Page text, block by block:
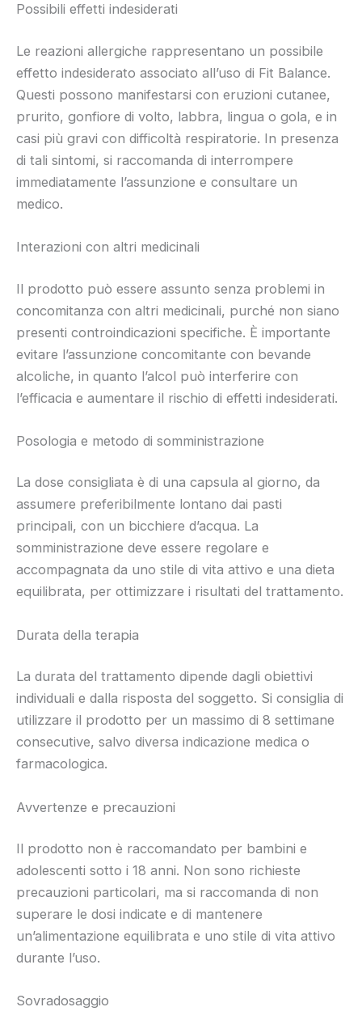
Possibili effetti indesiderati
Le reazioni allergiche rappresentano un possibile
effetto indesiderato associato all’uso di Fit Balance.
Questi possono manifestarsi con eruzioni cutanee,
prurito, gonfiore di volto, labbra, lingua o gola, e in
casi più gravi con difficoltà respiratorie. In presenza
di tali sintomi, si raccomanda di interrompere
immediatamente l’assunzione e consultare un
medico.
Interazioni con altri medicinali
Il prodotto può essere assunto senza problemi in
concomitanza con altri medicinali, purché non siano
presenti controindicazioni specifiche. È importante
evitare l’assunzione concomitante con bevande
alcoliche, in quanto l’alcol può interferire con
l’efficacia e aumentare il rischio di effetti indesiderati.
Posologia e metodo di somministrazione
La dose consigliata è di una capsula al giorno, da
assumere preferibilmente lontano dai pasti
principali, con un bicchiere d’acqua. La
somministrazione deve essere regolare e
accompagnata da uno stile di vita attivo e una dieta
equilibrata, per ottimizzare i risultati del trattamento.
Durata della terapia
La durata del trattamento dipende dagli obiettivi
individuali e dalla risposta del soggetto. Si consiglia di
utilizzare il prodotto per un massimo di 8 settimane
consecutive, salvo diversa indicazione medica o
farmacologica.
Avvertenze e precauzioni
Il prodotto non è raccomandato per bambini e
adolescenti sotto i 18 anni. Non sono richieste
precauzioni particolari, ma si raccomanda di non
superare le dosi indicate e di mantenere
un’alimentazione equilibrata e uno stile di vita attivo
durante l’uso.
Sovradosaggio